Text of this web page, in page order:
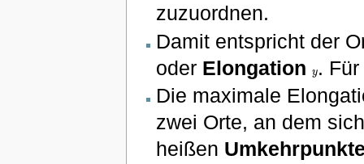
zuzuordnen.
Damit entspricht der
oder Elongation y
y.
Die maximale
zwei Orte, an dem
heißen